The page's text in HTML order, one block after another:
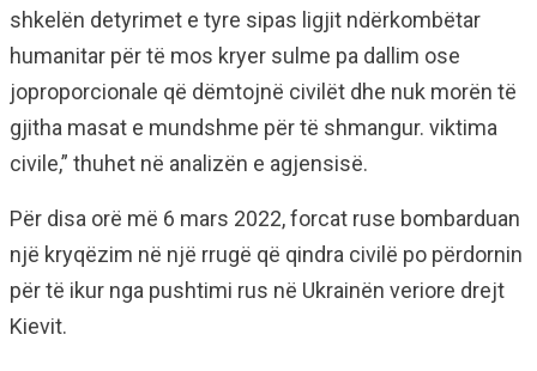
shkelën detyrimet e tyre sipas ligjit ndërkombëtar
humanitar për të mos kryer sulme pa dallim ose
joproporcionale që dëmtojnë civilët dhe nuk morën të
gjitha masat e mundshme për të shmangur. viktima
civile,” thuhet në analizën e agjensisë.
Për disa orë më 6 mars 2022, forcat ruse bombarduan
një kryqëzim në një rrugë që qindra civilë po përdornin
për të ikur nga pushtimi rus në Ukrainën veriore drejt
Kievit.